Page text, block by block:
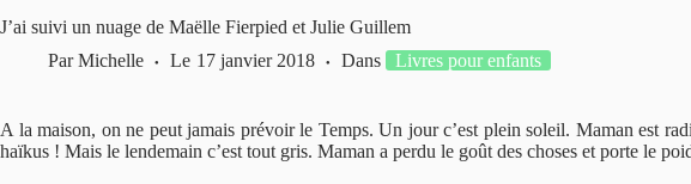
J’ai suivi un nuage de Maëlle Fierpied et Julie Guillem
Par Michelle Le 17 janvier 2018 Dans Livres pour enfants
A la maison, on ne peut jamais prévoir le Temps. Un jour c’est plein soleil. Maman est
haïkus ! Mais le lendemain c’est tout gris. Maman a perdu le goût des choses et porte le